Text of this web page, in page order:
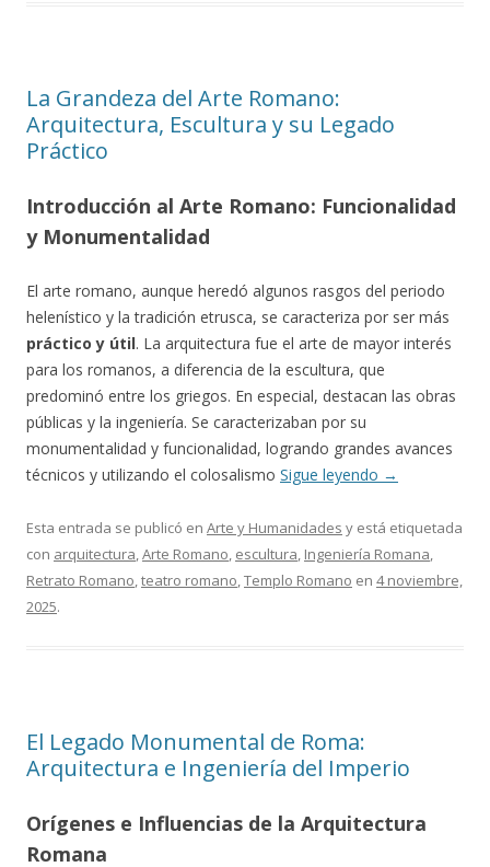
La Grandeza del Arte Romano:
Arquitectura, Escultura y su Legado
Práctico
Introducción al Arte Romano: Funcionalidad
y Monumentalidad
El arte romano, aunque heredó algunos rasgos del periodo
helenístico y la tradición etrusca, se caracteriza por ser más
práctico y útil. La arquitectura fue el arte de mayor interés
para los romanos, a diferencia de la escultura, que
predominó entre los griegos. En especial, destacan las obras
públicas y la ingeniería. Se caracterizaban por su
monumentalidad y funcionalidad, logrando grandes avances
técnicos y utilizando el colosalismo Sigue leyendo →
Esta entrada se publicó en Arte y Humanidades y está etiquetada
con arquitectura,Arte Romano, escultura, Ingeniería Romana,
Retrato Romano,teatro romano,Templo Romano en 4 noviembre,
2025.
El Legado Monumental de Roma:
Arquitectura e Ingeniería del Imperio
Orígenes e Influencias de la Arquitectura
Romana